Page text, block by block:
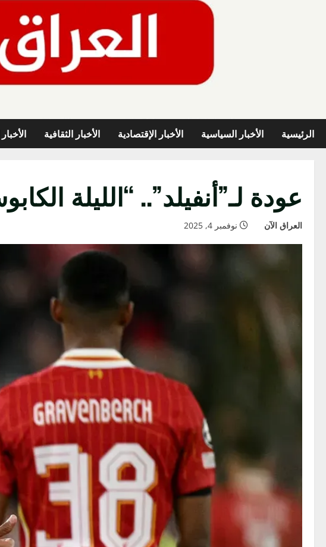
الرئيسية الأخبار السياسية الأخبار الإقتصادية الأخبار الثقافية
عودة لـ”أنفيلد”.. “الليلة
العراق الآن نوفمبر 4, 2025